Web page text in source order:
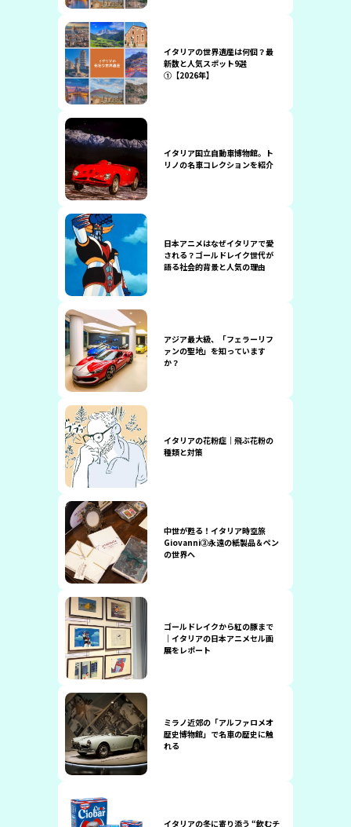
イタリアの世界遺産は何個？最
新数と人気スポット9選
①【2026年】
イタリア国立自動車博物館。ト
リノの名車コレクションを紹介
日本アニメはなぜイタリアで愛
される？ゴールドレイク世代が
語る社会的背景と人気の理由
アジア最大級、「フェラーリフ
ァンの聖地」を知っています
か？
イタリアの花粉症｜飛ぶ花粉の
種類と対策
中世が甦る！イタリア時空旅
Giovanni③永遠の紙製品＆ペン
の世界へ
ゴールドレイクから紅の豚まで
｜イタリアの日本アニメセル画
展をレポート
ミラノ近郊の「アルファロメオ
歴史博物館」で名車の歴史に触
れる
イタリアの冬に寄り添う “飲むチ